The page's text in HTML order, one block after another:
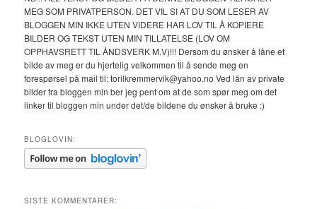
MEG SOM PRIVATPERSON. DET VIL SI AT DU SOM LESER AV
BLOGGEN MIN IKKE UTEN VIDERE HAR LOV TIL Å KOPIERE
BILDER OG TEKST UTEN MIN TILLATELSE (LOV OM
OPPHAVSRETT TIL ÅNDSVERK M.V)!!! Dersom du ønsker å låne et
bilde av meg er du hjertelig velkommen til å sende meg en
forespørsel på mail til: torilkremmervik@yahoo.no Ved lån av private
bilder fra bloggen min ber jeg pent om at de som spør meg om det
linker til bloggen min under det/de bildene du ønsker å bruke :)
BLOGLOVIN:
SISTE KOMMENTARER: